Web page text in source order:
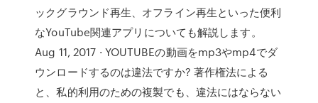
ックグラウンド再生、オフライン再生といった便利
なYouTube関連アプリについても解説します。
Aug 11, 2017 · YOUTUBEの動画をmp3やmp4でダ
ウンロードするのは違法ですか? 著作権法による
と、私的利用のための複製でも、違法にはならない